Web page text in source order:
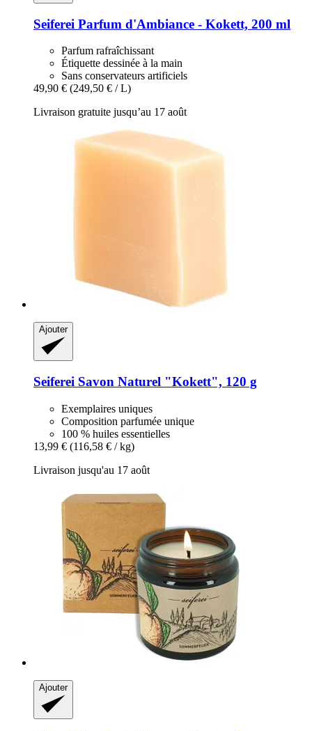
Seiferei Parfum d'Ambiance -​ Kokett, 200 ml
Parfum rafraîchissant
Étiquette dessinée à la main
Sans conservateurs artificiels
49,90 € (249,50 € / L)
Livraison gratuite jusqu’au 17 août
Ajouter
Seiferei Savon Naturel "Kokett", 120 g
Exemplaires uniques
Composition parfumée unique
100 % huiles essentielles
13,99 € (116,58 € / kg)
Livraison jusqu'au 17 août
Ajouter